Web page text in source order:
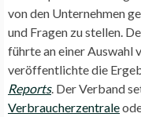
von den Unternehmen
und Fragen zu stellen.
führte an einer Auswahl
veröffentlichte die
Reports. Der Verband
Verbraucherzentrale